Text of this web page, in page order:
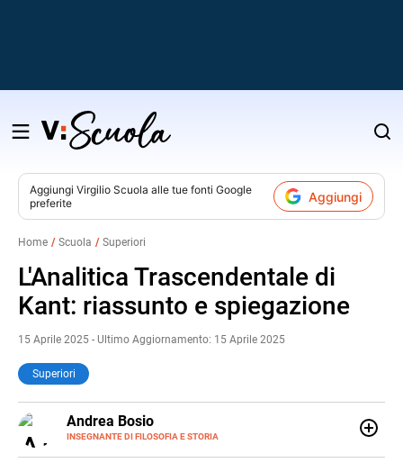
Salta
contenuto
Aggiungi Virgilio Scuola alle tue fonti Google
preferite
Aggiungi
Home Scuola Superiori
L'Analitica Trascendentale di
Kant: riassunto e spiegazione
15 Aprile 2025 - Ultimo Aggiornamento: 15 Aprile 2025
Superiori
Andrea Bosio
INSEGNANTE DI FILOSOFIA E STORIA
E-
MAIL